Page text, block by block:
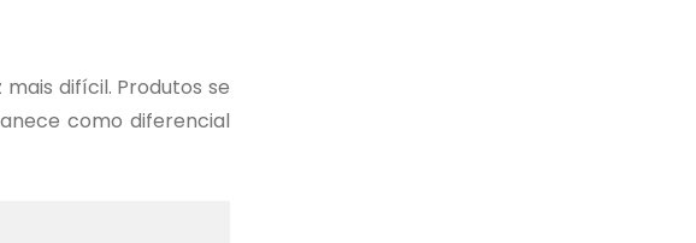
difícil. Produtos se
como diferencial